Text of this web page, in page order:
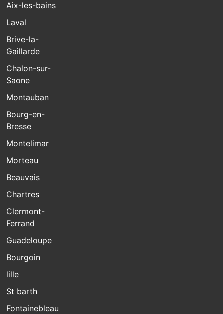
Aix-les-bains
Laval
Brive-la-
Gaillarde
Chalon-sur-
Saone
Montauban
Bourg-en-
Bresse
Montelimar
Morteau
Beauvais
Chartres
Clermont-
Ferrand
Guadeloupe
Bourgoin
lille
St barth
Fontainebleau